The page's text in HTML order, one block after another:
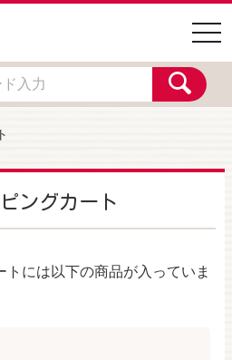
ングカート
には以下の商品が入っていま